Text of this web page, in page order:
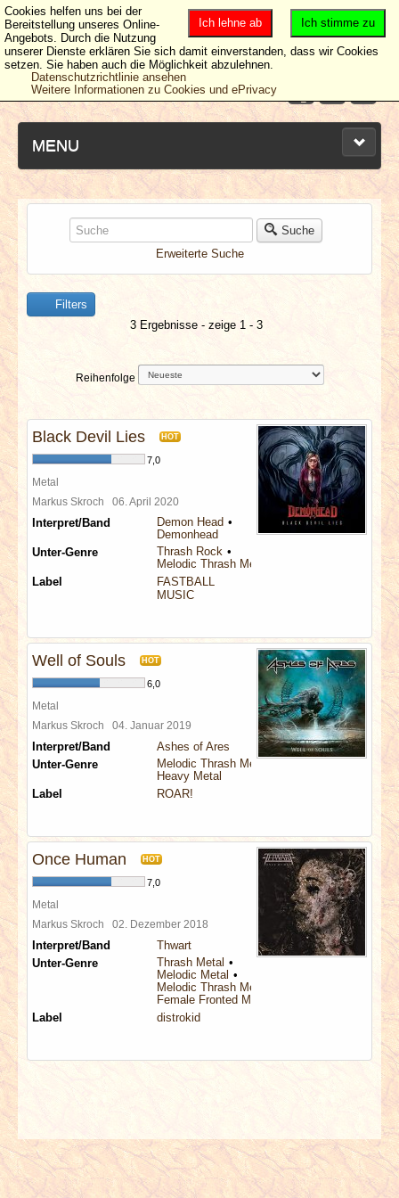
MENU
NEUESTE ARTIKEL
NEWS & DATES
BERICHTE
VERLOSUNGEN
SPECIALS
REDAKTION
LINKS
Suche
Erweiterte Suche
Filters
3 Ergebnisse - zeige 1 - 3
Reihenfolge
Black Devil Lies HOT
7,0
Metal
Markus Skroch 06. April 2020
Interpret/Band
Demon Head
Demonhead
Unter-Genre
Thrash Rock
Melodic Thrash Metal
Label
FASTBALL
MUSIC
Well of Souls HOT
6,0
Metal
Markus Skroch 04. Januar 2019
Interpret/Band
Ashes of Ares
Unter-Genre
Melodic Thrash Metal
Heavy Metal
Label
ROAR!
Once Human HOT
7,0
Metal
Markus Skroch 02. Dezember 2018
Interpret/Band
Thwart
Unter-Genre
Thrash Metal
Melodic Metal
Melodic Thrash Metal
Female Fronted Metal
Label
distrokid
Ich stimme zu
Ich lehne ab
Cookies helfen uns bei der
Bereitstellung unseres Online-
Angebots. Durch die Nutzung
unserer Dienste erklären Sie sich damit einverstanden, dass wir Cookies
setzen. Sie haben auch die Möglichkeit abzulehnen.
Datenschutzrichtlinie ansehen
Weitere Informationen zu Cookies und ePrivacy